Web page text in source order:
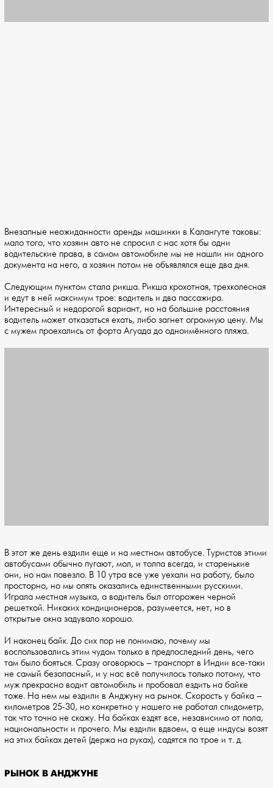
Внезапные неожиданности аренды машинки в Калангуте таковы:
мало того, что хозяин авто не спросил с нас хотя бы одни
водительские права, в самом автомобиле мы не нашли ни одного
документа на него, а хозяин потом не объявлялся еще два дня.
Следующим пунктом стала рикша. Рикша крохотная, трехколесная
и едут в ней максимум трое: водитель и два пассажира.
Интересный и недорогой вариант, но на большие расстояния
водитель может отказаться ехать, либо загнет огромную цену. Мы
с мужем проехались от форта Агуада до одноимённого пляжа.
В этот же день ездили еще и на местном автобусе. Туристов этими
автобусами обычно пугают, мол, и толпа всегда, и старенькие
они, но нам повезло. В 10 утра все уже уехали на работу, было
просторно, но мы опять оказались единственными русскими.
Играла местная музыка, а водитель был отгорожен черной
решеткой. Никаких кондиционеров, разумеется, нет, но в
открытые окна задувало хорошо.
И наконец байк. До сих пор не понимаю, почему мы
воспользовались этим чудом только в предпоследний день, чего
там было бояться. Сразу оговорюсь – транспорт в Индии все-таки
не самый безопасный, и у нас всё получилось только потому, что
муж прекрасно водит автомобиль и пробовал ездить на байке
тоже. На нем мы ездили в Анджуну на рынок. Скорость у байка –
километров 25-30, но конкретно у нашего не работал спидометр,
так что точно не скажу. На байках ездят все, независимо от пола,
национальности и прочего. Мы ездили вдвоем, а еще индусы возят
на этих байках детей (держа на руках), садятся по трое и т. д.
РЫНОК В АНДЖУНЕ